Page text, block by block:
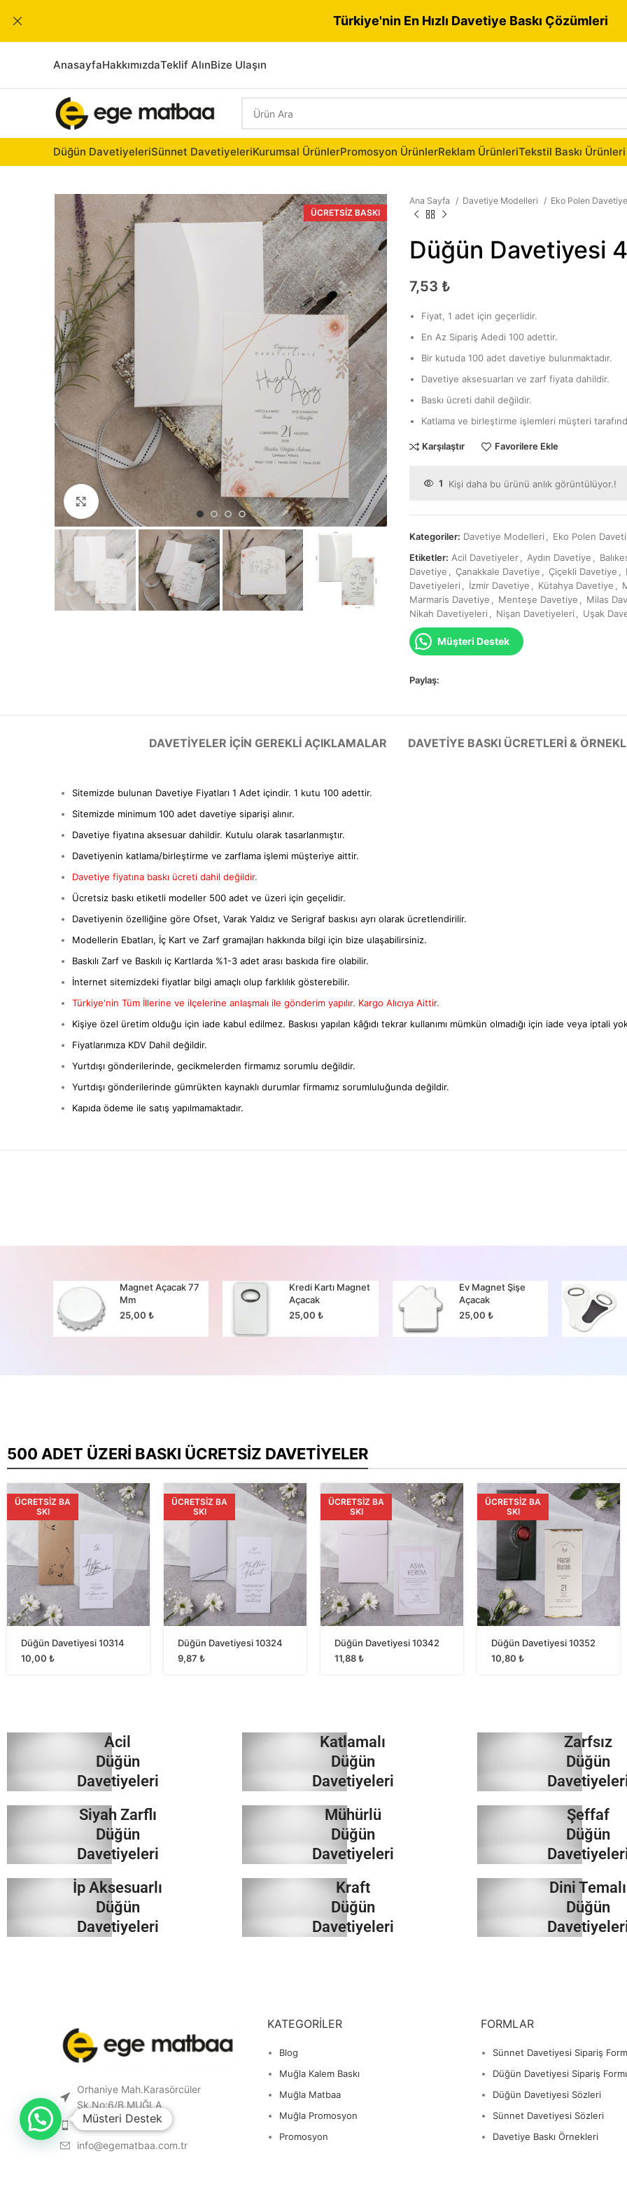
AnasayfaHakkımızdaTeklif AlınBize Ulaşın
Düğün DavetiyeleriSünnet DavetiyeleriKurumsal ÜrünlerPromosyon ÜrünlerReklam ÜrünleriTekstil Baskı Ürünleri
ÜCRETSIZ BASKI
Büyütmek için tıklayın
Ana Sayfa Davetiye Modelleri Eko Polen Davetiye
Düğün Davetiyesi
7,53 ₺
Fiyat, 1 adet için geçerlidir.
En Az Sipariş Adedi 100 adettir.
Bir kutuda 100 adet davetiye bulunmaktadır.
Davetiye aksesuarları ve zarf fiyata dahildir.
Baskı ücreti dahil değildir.
Katlama ve birleştirme işlemleri müşteri
Karşılaştır Favorilere Ekle
1 Kişi daha bu ürünü anlık görüntülüyor.!
Kategoriler: Davetiye Modelleri
Eko Polen
Etiketler: Acil Davetiyeler Aydın Davetiye
Davetiye
Çanakkale Davetiye Çiçekli Davetiye
Davetiyeleri
İzmir Davetiye Kütahya Davetiye
Marmaris Davetiye
Menteşe Davetiye Milas
Nikah Davetiyeleri
Nişan Davetiyeleri Uşak
Müşteri Destek
Paylaş:
DAVETIYELER IÇIN GEREKLI AÇIKLAMALAR DAVETIYE BASKI ÜCRETLERI &
Sitemizde bulunan Davetiye Fiyatları 1 Adet içindir. 1 kutu 100 adettir.
Sitemizde minimum 100 adet davetiye siparişi alınır.
Davetiye fiyatına aksesuar dahildir. Kutulu olarak tasarlanmıştır.
Davetiyenin katlama/birleştirme ve zarflama işlemi müşteriye aittir.
Davetiye fiyatına baskı ücreti dahil değildir.
Ücretsiz baskı etiketli modeller 500 adet ve üzeri için geçelidir.
Davetiyenin özelliğine göre Ofset, Varak Yaldız ve Serigraf baskısı ayrı olarak ücretlendirilir.
Modellerin Ebatları, İç Kart ve Zarf gramajları hakkında bilgi için bize ulaşabilirsiniz.
Baskılı Zarf ve Baskılı iç Kartlarda %1-3 adet arası baskıda fire olabilir.
İnternet sitemizdeki fiyatlar bilgi amaçlı olup farklılık gösterebilir.
Türkiye'nin Tüm İllerine ve ilçelerine anlaşmalı ile gönderim yapılır. Kargo Alıcıya Aittir.
Kişiye özel üretim olduğu için iade kabul edilmez. Baskısı yapılan kâğıdı tekrar kullanımı mümkün olmadığı için iade veya iptali
Fiyatlarımıza KDV Dahil değildir.
Yurtdışı gönderilerinde, gecikmelerden firmamız sorumlu değildir.
Yurtdışı gönderilerinde gümrükten kaynaklı durumlar firmamız sorumluluğunda değildir.
Kapıda ödeme ile satış yapılmamaktadır.
Magnet Açacak 77
Mm
25,00 ₺
Kredi Kartı Magnet
Açacak
25,00₺
Ev Magnet Şişe
Açacak
25,00 ₺
500 ADET ÜZERI BASKI ÜCRETSIZ DAVETIYELER
ÜCRETSIZ BA
SKI
Düğün Davetiyesi 10314
10,00 ₺
ÜCRETSIZ BA
SKI
Düğün Davetiyesi 10324
9,87 ₺
ÜCRETSIZ BA
SKI
Düğün Davetiyesi 10342
11,88₺
ÜCRETSIZ BA
SKI
Düğün Davetiyesi 10352
10,80 ₺
Acil
Düğün
Davetiyeleri
İncele
Siyah Zarflı
Düğün
Davetiyeleri
İncele
İp Aksesuarlı
Düğün
Davetiyeleri
Katlamalı
Düğün
Davetiyeleri
İncele
Mühürlü
Düğün
Davetiyeleri
İncele
Kraft
Düğün
Davetiyeleri
Zarfsız
Düğün
İncele
Şeffaf
Düğün
İncele
Dini Temalı
Düğün
Orhaniye Mah.Karasörcüler
Sk.No:6/B MUĞLA
0 541 212 36 32
info@egematbaa.com.tr
KATEGORILER
Blog
Muğla Kalem Baskı
Muğla Matbaa
Muğla Promosyon
Promosyon
FORMLAR
Sünnet Davetiyesi Sipariş
Düğün Davetiyesi Sipariş
Düğün Davetiyesi Sözleri
Sünnet Davetiyesi Sözleri
Davetiye Baskı Örnekleri
Türkiye'nin En Hızlı Davetiye Baskı Çözümleri
Müsteri Destek